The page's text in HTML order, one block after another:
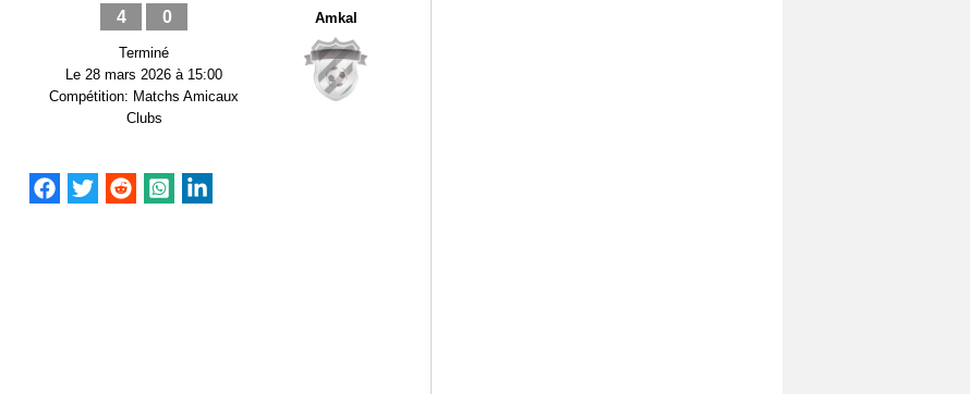
4 0
Terminé
Le 28 mars 2026 à 15:00
Compétition: Matchs Amicaux
Clubs
Amkal